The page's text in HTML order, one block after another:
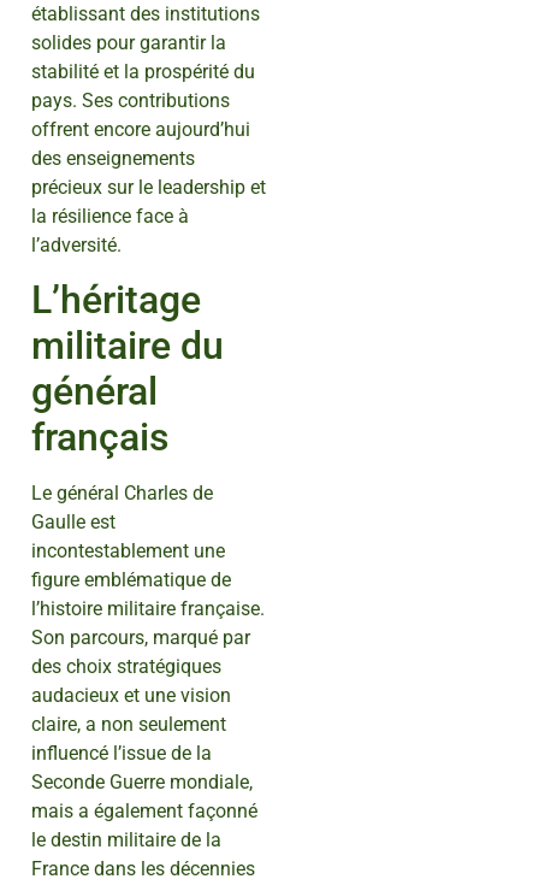
établissant des institutions
solides pour garantir la
stabilité et la prospérité du
pays. Ses contributions
offrent encore aujourd’hui
des enseignements
précieux sur le leadership et
la résilience face à
l’adversité.
L’héritage
militaire du
général
français
Le général Charles de
Gaulle est
incontestablement une
figure emblématique de
l’histoire militaire française.
Son parcours, marqué par
des choix stratégiques
audacieux et une vision
claire, a non seulement
influencé l’issue de la
Seconde Guerre mondiale,
mais a également façonné
le destin militaire de la
France dans les décennies